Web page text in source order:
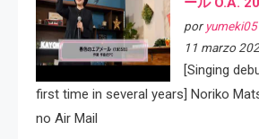
por
11 marzo
[Singing
first time in several years] Noriko
no Air Mail